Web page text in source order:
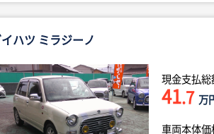
ハツ ミラジーノ
現金支払総
41.7 万
車両本体価